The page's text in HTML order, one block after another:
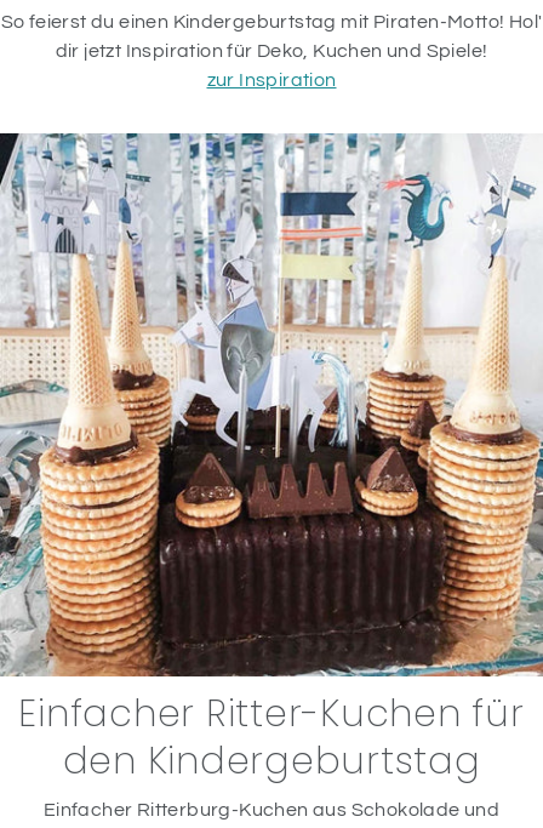
So feierst du einen Kindergeburtstag mit Piraten-Motto! Hol'
dir jetzt Inspiration für Deko, Kuchen und Spiele!
zur Inspiration
Einfacher Ritter-Kuchen für
den Kindergeburtstag
Einfacher Ritterburg-Kuchen aus Schokolade und